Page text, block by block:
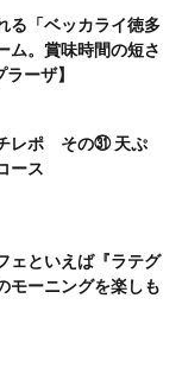
る「ベッカライ徳多
ム。賞味時間の短さ
ーザ】
レポ その㉛ 天ぷ
ース
ェといえば『ラテグ
モーニングを楽しも